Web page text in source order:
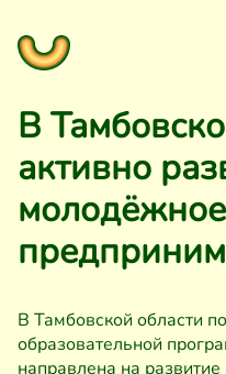
В
активно
молодёжное
В Тамбовской области
образовательной
направлена на